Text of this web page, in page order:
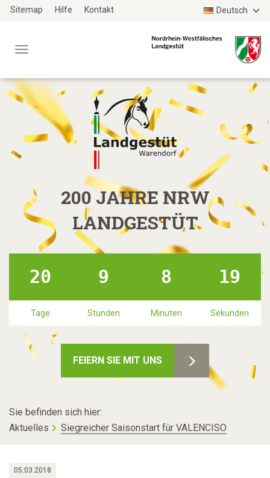
ZumSitemap Hilfe Kontakt Deutsch
Menü
WEBSITE
200 JAHRE NRW
LANDGESTÜT
20
Tage
9
Stunden
8
Minuten
19
Sekunden
FEIERN SIE MIT UNS
Sie befinden sich hier:
Aktuelles
Siegreicher Saisonstart für VALENCISO
05.03.2018